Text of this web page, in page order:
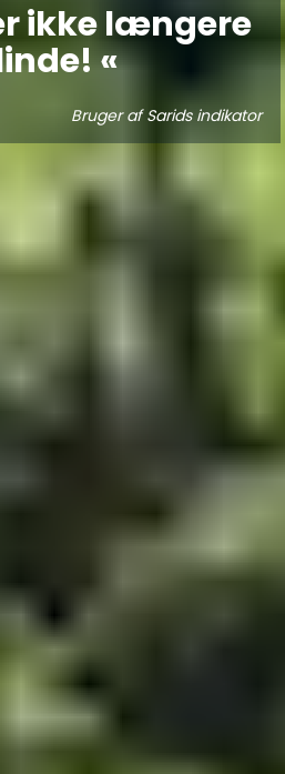
ikke længere
«
Bruger af Sarids indikator